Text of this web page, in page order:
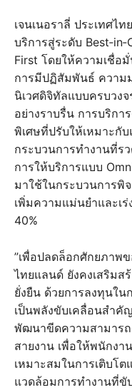
เจนเนอราลี่ ประเทศไ
บริการสู่ระดับ
First โดยให้ความเชื่อ
การมีปฏิสัมพันธ์ ความ
นิเวศดิจิทัลแบบครบวง
อย่างราบรื่น การบริกา
พิเศษที่ปรับให้เหมาะกั
กระบวนการทำงานที่ร
การให้บริการแบบ
มาใช้ในกระบวนการพิ
เพิ่มความแม่นยำและเร่
40%
”เพื่อปลดล็อกศักยภาพ
ไทยแลนด์ ยังคงเสริมส
ยั่งยืน ด้วยการลงทุนใ
เป็นพลังขับเคลื่อนสำคั
พัฒนาขีดความสามาร
สายงาน เพื่อให้พนักง
เหมาะสมในการเติบโ
แวดล้อมการทำงานที่ขั